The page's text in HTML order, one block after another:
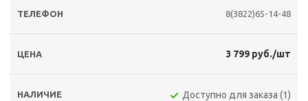
8(3822)65-14-48
3 799 руб./шт
Доступно для заказа (1)